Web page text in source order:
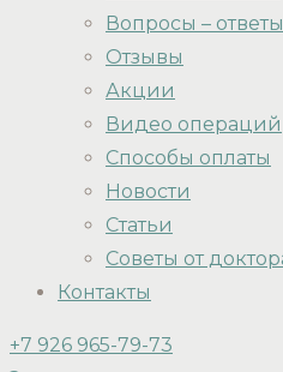
Вопросы – ответы
Отзывы
Акции
Видео операций
Способы оплаты
Новости
Статьи
Советы от
Контакты
+7 926 965-79-73